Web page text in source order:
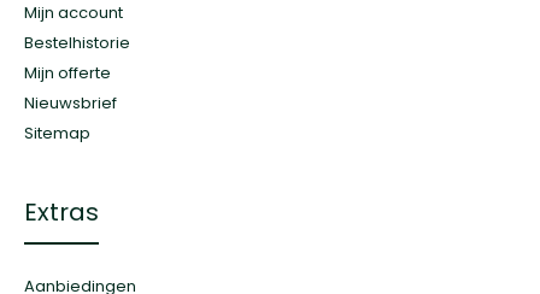
Mijn account
Bestelhistorie
Mijn offerte
Nieuwsbrief
Sitemap
Extras
Aanbiedingen